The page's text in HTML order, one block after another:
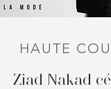
HAUTE
Ziad Nakad